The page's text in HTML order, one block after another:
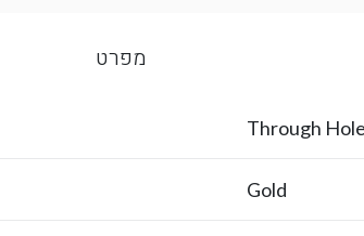
מפרט
Through
Gold